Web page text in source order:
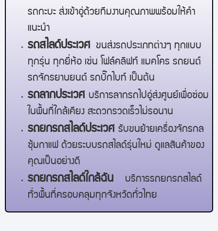
รถกะบะ ส่งเข้าอู่ด้วยทีมงานคุณภาพพร้อมให้คำ
แนะนำ
รถสไลด์ประเวศ
ขนส่งรถประเภทต่างๆ ทุกแบบ
ทุกรุ่น ทุกยี่ห้อ เช่น โฟล์คลิฟท์ แมคโคร รถยนต์
รถจักรยานยนต์ รถบิ๊กไบท์ เป็นต้น
รถลากประเวศ บริการลากรถไปอู่ส่งศูนย์เพื่อซ่อม
ในพื้นที่ใกล้เคียง สะดวกรวดเร็วไม่รอนาน
รถยกรถสไลด์ประเวศ รับขนย้ายเครื่องจักรกล
ซุ้มกาแฟ ด้วยระบบรถสไลด์รุ่นใหม่ ดูแลสินค้าของ
คุณเป็นอย่างดี
รถยกรถสไลด์ใกล้ฉัน
บริการรถยกรถสไลด์
ทั่วพื้นที่ครอบคลุมทุกจังหวัดทั่วไทย